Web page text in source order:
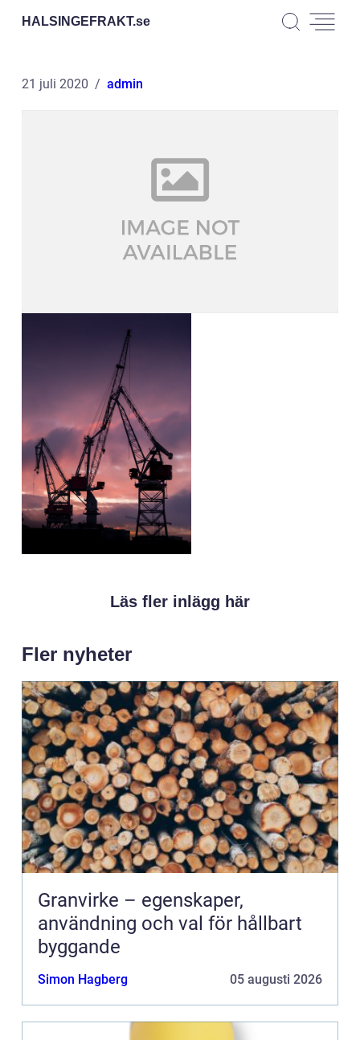
HALSINGEFRAKT.se
21 juli 2020 admin
Läs fler inlägg här
Fler nyheter
Granvirke – egenskaper,
användning och val för hållbart
byggande
Simon Hagberg 05 augusti 2026